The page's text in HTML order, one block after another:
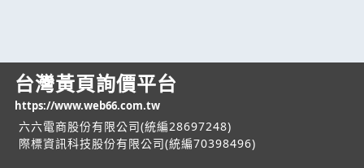
台灣黃頁詢價平台
https://www.web66.com.tw
六六電商股份有限公司(統編28697248)
際標資訊科技股份有限公司(統編70398496)